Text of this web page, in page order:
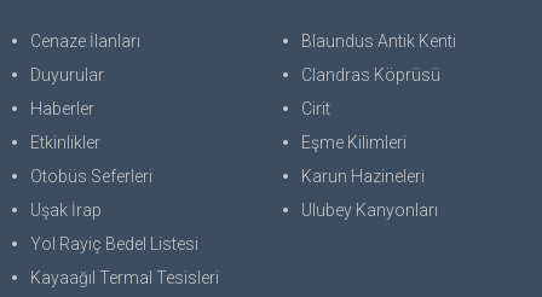
Cenaze İlanları
Duyurular
Haberler
Etkinlikler
Otobüs Seferleri
Uşak İrap
Yol Rayiç Bedel Listesi
Kayaağıl Termal Tesisleri
Blaundus Antik Kenti
Clandras Köprüsü
Cirit
Eşme Kilimleri
Karun Hazineleri
Ulubey Kanyonları